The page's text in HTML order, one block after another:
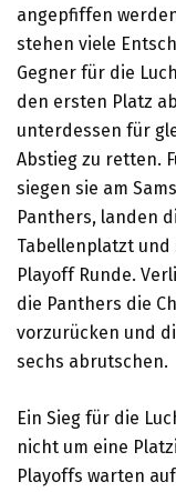
angepfiffen
stehen viele
Gegner für die
den ersten Platz
unterdessen für
Abstieg zu retten.
siegen sie am
Panthers, landen
Tabellenplatzt
Playoff Runde.
die Panthers die
vorzurücken und
sechs abrutschen.
Ein Sieg für die
nicht um eine
Playoffs warten